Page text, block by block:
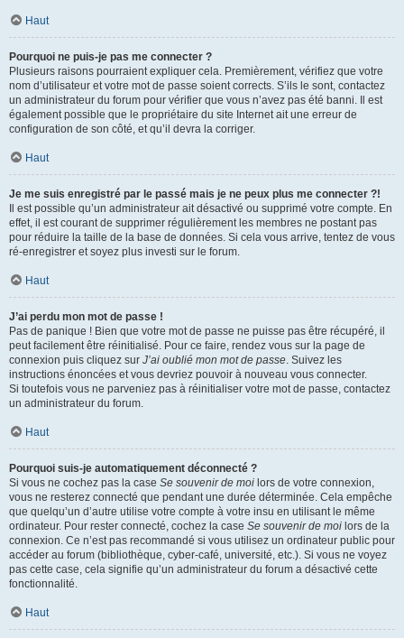
Haut
Pourquoi ne puis-je pas me connecter ?
Plusieurs raisons pourraient expliquer cela. Premièrement, vérifiez que votre
nom d’utilisateur et votre mot de passe soient corrects. S’ils le sont, contactez
un administrateur du forum pour vérifier que vous n’avez pas été banni. Il est
également possible que le propriétaire du site Internet ait une erreur de
configuration de son côté, et qu’il devra la corriger.
Haut
Je me suis enregistré par le passé mais je ne peux plus me connecter ?!
Il est possible qu’un administrateur ait désactivé ou supprimé votre compte. En
effet, il est courant de supprimer régulièrement les membres ne postant pas
pour réduire la taille de la base de données. Si cela vous arrive, tentez de vous
ré-enregistrer et soyez plus investi sur le forum.
Haut
J’ai perdu mon mot de passe !
Pas de panique ! Bien que votre mot de passe ne puisse pas être récupéré, il
peut facilement être réinitialisé. Pour ce faire, rendez vous sur la page de
connexion puis cliquez sur J’ai oublié mon mot de passe. Suivez les
instructions énoncées et vous devriez pouvoir à nouveau vous connecter.
Si toutefois vous ne parveniez pas à réinitialiser votre mot de passe, contactez
un administrateur du forum.
Haut
Pourquoi suis-je automatiquement déconnecté ?
Si vous ne cochez pas la case Se souvenir de moi lors de votre connexion,
vous ne resterez connecté que pendant une durée déterminée. Cela empêche
que quelqu’un d’autre utilise votre compte à votre insu en utilisant le même
ordinateur. Pour rester connecté, cochez la case Se souvenir de moi lors de la
connexion. Ce n’est pas recommandé si vous utilisez un ordinateur public pour
accéder au forum (bibliothèque, cyber-café, université, etc.). Si vous ne voyez
pas cette case, cela signifie qu’un administrateur du forum a désactivé cette
fonctionnalité.
Haut